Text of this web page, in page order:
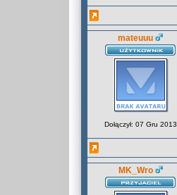
mateuuu
Dołączył: 07 Gru 2013
MK_Wro